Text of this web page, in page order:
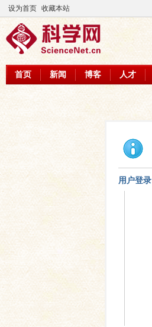
设为首页 收藏本站
首页 新闻 博客 人才
用户登录